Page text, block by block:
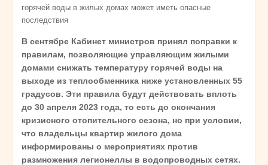
горячей воды в жилых домах может иметь опасные
последствия
В сентябре Кабинет министров принял поправки к
правилам, позволяющие управляющим жилыми
домами снижать температуру горячей воды на
выходе из теплообменника ниже установленных 55
градусов. Эти правила будут действовать вплоть
до 30 апреля 2023 года, то есть до окончания
кризисного отопительного сезона, но при условии,
что владельцы квартир жилого дома
информированы о мероприятиях против
размножения легионеллы в водопроводных сетях.